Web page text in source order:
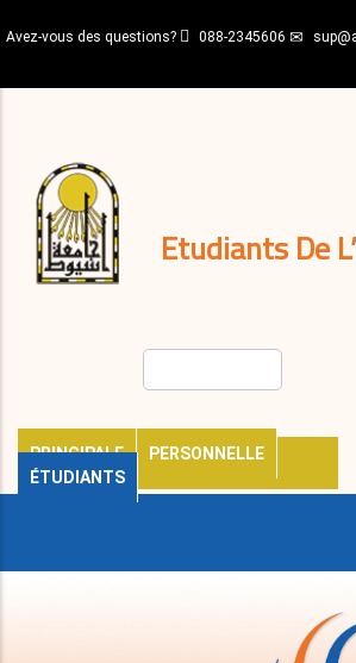
au
principal
Avez-vous des questions? 088-2345606
Etudiants De
PRINCIPALE
PERSONNELLE
ÉTUDIANTS
décisions
Expatriés
Journal